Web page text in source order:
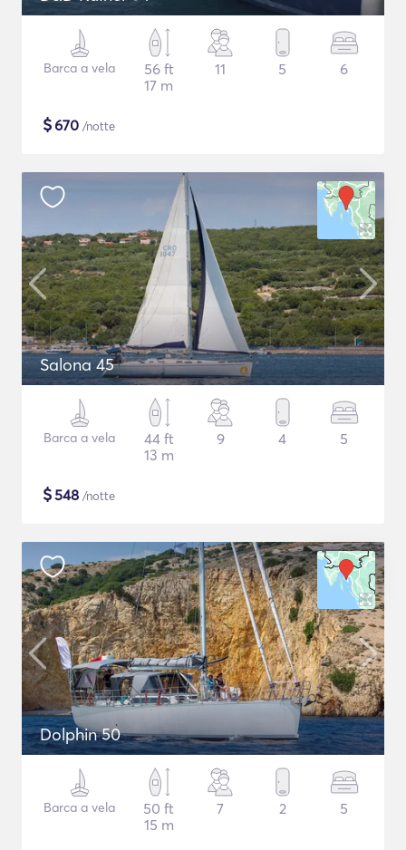
Barca a vela
56 ft
17 m
11 5 6
$670 /notte
Salona 45
Barca a vela
44 ft
13 m
9 4 5
$548 /notte
Dolphin 50
Barca a vela
50 ft
15 m
7 2 5